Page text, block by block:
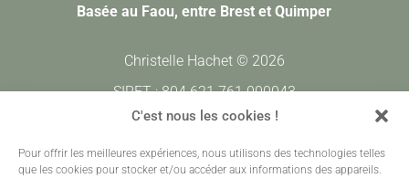
C'est nous les cookies !
Pour offrir les meilleures expériences, nous utilisons des technologies telles
que les cookies pour stocker et/ou accéder aux informations des appareils.
Basée au Faou, entre Brest et Quimper
Christelle Hachet © 2026
SIRET : 804 621 761 000043
CODE APE : 7420Z
Prestations •Galeries Clients •
Contact